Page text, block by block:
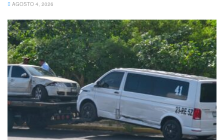
Golpe al narcomenudeo en colonia
AGOSTO 4, 2026